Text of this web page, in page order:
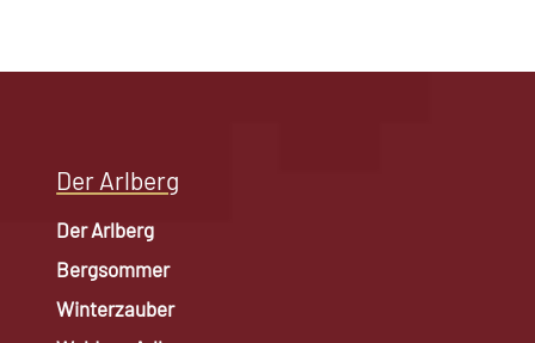
Der Arlberg
Der Arlberg
Bergsommer
Winterzauber